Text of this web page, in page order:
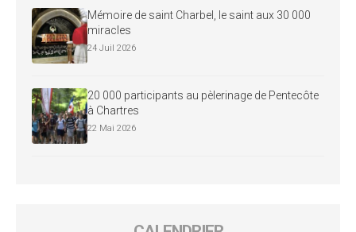
Mémoire de saint Charbel, le saint aux 30 000
miracles
24 Juil 2026
20 000 participants au pèlerinage de Pentecôte
à Chartres
22 Mai 2026